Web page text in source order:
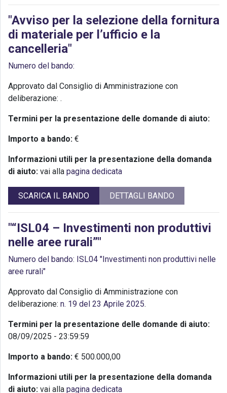
"Avviso per la selezione della fornitura
di materiale per l’ufficio e la
cancelleria"
Numero del bando:
Approvato dal Consiglio di Amministrazione con
deliberazione: .
Termini per la presentazione delle domande di aiuto:
Importo a bando: €
Informazioni utili per la presentazione della domanda
di aiuto: vai alla pagina dedicata
SCARICA IL BANDO DETTAGLI BANDO
"“ISL04 – Investimenti non produttivi
nelle aree rurali”"
Numero del bando: ISL04 "Investimenti non produttivi nelle
aree rurali"
Approvato dal Consiglio di Amministrazione con
deliberazione: n. 19 del 23 Aprile 2025.
Termini per la presentazione delle domande di aiuto:
08/09/2025 - 23:59:59
Importo a bando: € 500.000,00
Informazioni utili per la presentazione della domanda
di aiuto: vai alla pagina dedicata